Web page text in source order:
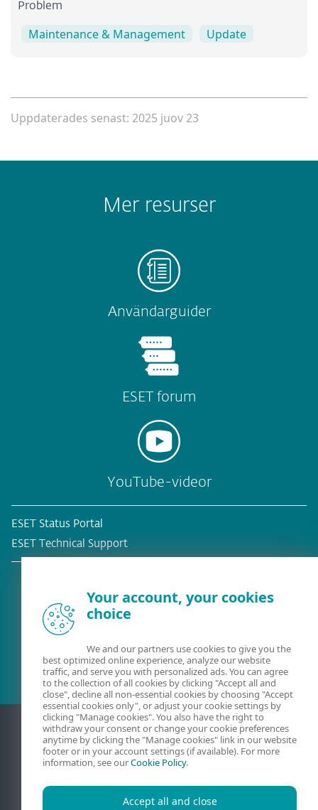
Problem
Maintenance & Management Update
Uppdaterades senast: 2025 juov 23
Mer resurser
Användarguider
ESET forum
YouTube-videor
ESET Status Portal
ESET Technical Support
Your account, your cookies
choice
We and our partners use cookies to give you the
best optimized online experience, analyze our website
traffic, and serve you with personalized ads. You can agree
to the collection of all cookies by clicking "Accept all and
close", decline all non-essential cookies by choosing "Accept
essential cookies only", or adjust your cookie settings by
clicking "Manage cookies". You also have the right to
withdraw your consent or change your cookie preferences
anytime by clicking the "Manage cookies" link in our website
footer or in your account settings (if available). For more
information, see ourCookie Policy.
Accept all and close